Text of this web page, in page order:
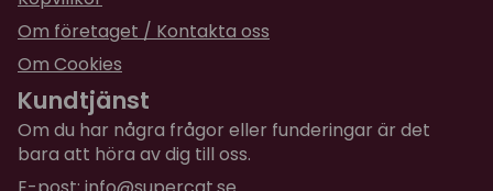
Om företaget / Kontakta oss
Om Cookies
Kundtjänst
Om du har några frågor eller funderingar är det
bara att höra av dig till oss.